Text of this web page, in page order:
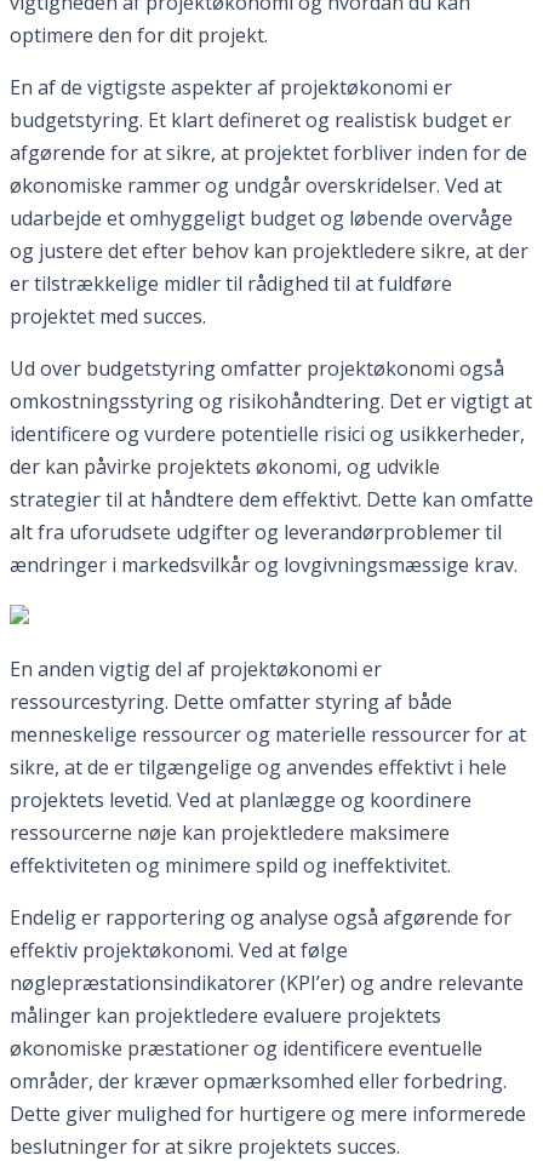
optimere den for dit projekt.
En af de vigtigste aspekter af projektøkonomi er
budgetstyring. Et klart defineret og realistisk budget er
afgørende for at sikre, at projektet forbliver inden for de
økonomiske rammer og undgår overskridelser. Ved at
udarbejde et omhyggeligt budget og løbende overvåge
og justere det efter behov kan projektledere sikre, at der
er tilstrækkelige midler til rådighed til at fuldføre
projektet med succes.
Ud over budgetstyring omfatter projektøkonomi også
omkostningsstyring og risikohåndtering. Det er vigtigt at
identificere og vurdere potentielle risici og usikkerheder,
der kan påvirke projektets økonomi, og udvikle
strategier til at håndtere dem effektivt. Dette kan omfatte
alt fra uforudsete udgifter og leverandørproblemer til
ændringer i markedsvilkår og lovgivningsmæssige krav.
En anden vigtig del af projektøkonomi er
ressourcestyring. Dette omfatter styring af både
menneskelige ressourcer og materielle ressourcer for at
sikre, at de er tilgængelige og anvendes effektivt i hele
projektets levetid. Ved at planlægge og koordinere
ressourcerne nøje kan projektledere maksimere
effektiviteten og minimere spild og ineffektivitet.
Endelig er rapportering og analyse også afgørende for
effektiv projektøkonomi. Ved at følge
nøglepræstationsindikatorer (KPI’er) og andre relevante
målinger kan projektledere evaluere projektets
økonomiske præstationer og identificere eventuelle
områder, der kræver opmærksomhed eller forbedring.
Dette giver mulighed for hurtigere og mere informerede
beslutninger for at sikre projektets succes.